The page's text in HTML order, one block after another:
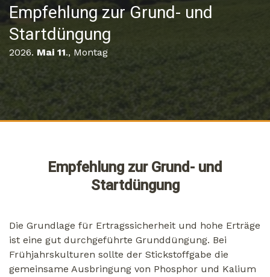
Empfehlung zur Grund- und
Startdüngung
2026. Mai 11., Montag
Empfehlung zur Grund- und
Startdüngung
Die Grundlage für Ertragssicherheit und hohe Erträge
ist eine gut durchgeführte Grunddüngung. Bei
Frühjahrskulturen sollte der Stickstoffgabe die
gemeinsame Ausbringung von Phosphor und Kalium